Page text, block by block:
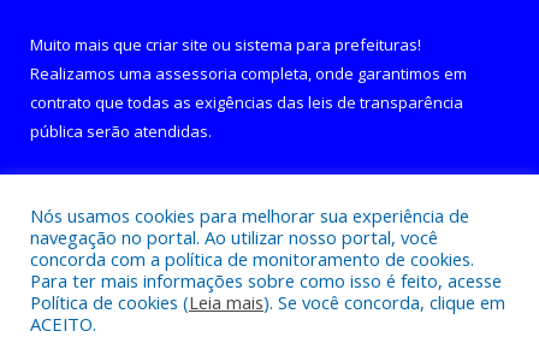
Muito mais que criar site ou sistema para prefeituras!
Realizamos uma assessoria completa, onde garantimos em
contrato que todas as exigências das leis de transparência
pública serão atendidas.
Todos os direitos reservados a Câmara Municipal de Curralinho.
Nós usamos cookies para melhorar sua experiência de
navegação no portal. Ao utilizar nosso portal, você
concorda com a política de monitoramento de cookies.
Para ter mais informações sobre como isso é feito, acesse
Política de cookies (Leia mais). Se você concorda, clique em
ACEITO.